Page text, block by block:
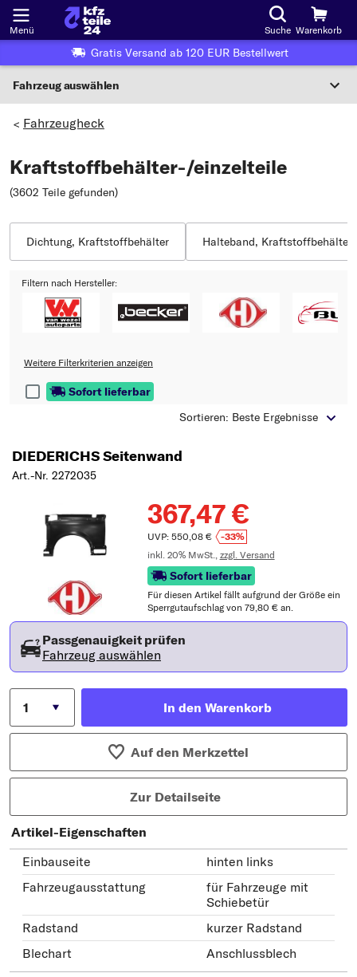
Menü Suche Warenkorb
Gratis Versand ab 120 EUR Bestellwert
Fahrzeug auswählen
Wo finde ich die?
Fahrzeug auswählen
Oder Fahrzeugauswahl nach Kriterien:
Hersteller wählen
Modell wählen
Typ wählen
> Fahrzeugheck
Kraftstoffbehälter-/einzelteile
(3602 Teile gefunden)
Dichtung, Kraftstoffbehälter Halteband, Kraftstoffbehälter
Filtern nach Hersteller:
Weitere Filterkriterien anzeigen
Sofort lieferbar
Sortieren: Beste Ergebnisse
DIEDERICHS Seitenwand
Art.-Nr. 2272035
367,47 €
UVP: 550,08 €
-33%
inkl. 20% MwSt., zzgl. Versand
Sofort lieferbar
Für diesen Artikel fällt aufgrund der Größe ein
Sperrgutaufschlag von 79,80 € an.
Passgenauigkeit prüfen
Fahrzeug auswählen
In den Warenkorb
Auf den Merkzettel
Zur Detailseite
Artikel-Eigenschaften
Einbauseite
hinten links
Fahrzeugausstattung
für Fahrzeuge mit
Schiebetür
Radstand
kurzer Radstand
Blechart
Anschlussblech